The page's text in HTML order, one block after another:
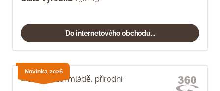
Do internetového obchodu...
Novinka 2026